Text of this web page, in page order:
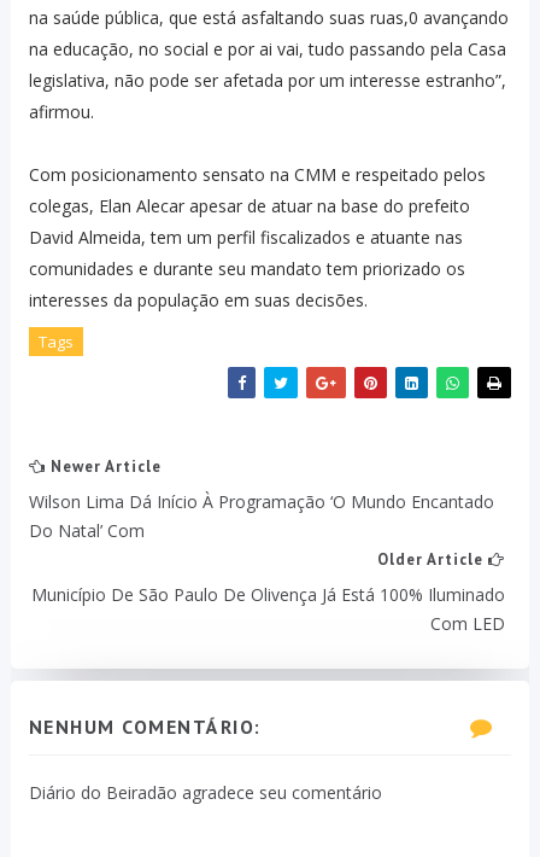
na saúde pública, que está asfaltando suas ruas,0 avançando
na educação, no social e por ai vai, tudo passando pela Casa
legislativa, não pode ser afetada por um interesse estranho”,
afirmou.
Com posicionamento sensato na CMM e respeitado pelos
colegas, Elan Alecar apesar de atuar na base do prefeito
David Almeida, tem um perfil fiscalizados e atuante nas
comunidades e durante seu mandato tem priorizado os
interesses da população em suas decisões.
Tags
Newer Article
Wilson Lima Dá Início À Programação ‘O Mundo Encantado
Do Natal’ Com
Older Article
Município De São Paulo De Olivença Já Está 100% Iluminado
Com LED
NENHUM COMENTÁRIO:
Diário do Beiradão agradece seu comentário